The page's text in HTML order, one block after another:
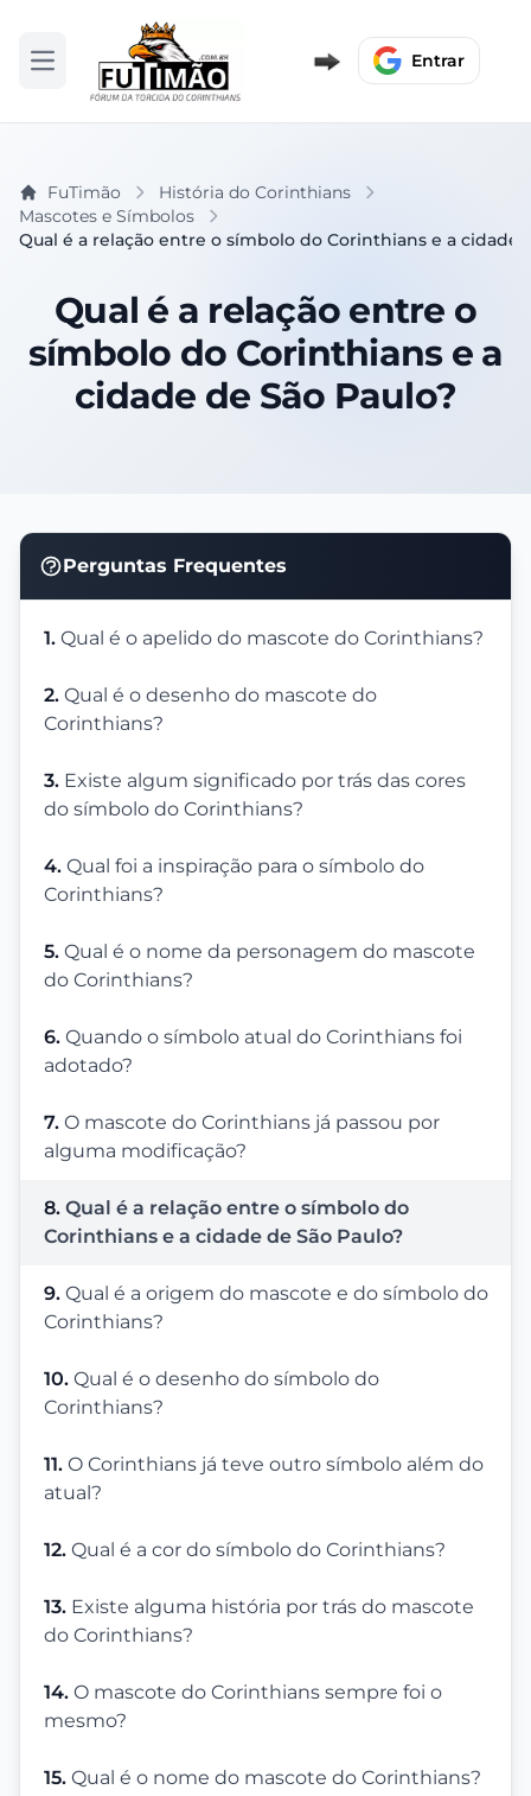
Abrir menu Entrar
FuTimão
História do Corinthians
Mascotes e Símbolos
Qual é a relação entre o símbolo do Corinthians e a cidade
Qual é a relação entre o
símbolo do Corinthians e a
cidade de São Paulo?
Perguntas Frequentes
1. Qual é o apelido do mascote do Corinthians?
2. Qual é o desenho do mascote do
Corinthians?
3. Existe algum significado por trás das cores
do símbolo do Corinthians?
4. Qual foi a inspiração para o símbolo do
Corinthians?
5. Qual é o nome da personagem do mascote
do Corinthians?
6. Quando o símbolo atual do Corinthians foi
adotado?
7. O mascote do Corinthians já passou por
alguma modificação?
8. Qual é a relação entre o símbolo do
Corinthians e a cidade de São Paulo?
9. Qual é a origem do mascote e do símbolo do
Corinthians?
10. Qual é o desenho do símbolo do
Corinthians?
11. O Corinthians já teve outro símbolo além do
atual?
12. Qual é a cor do símbolo do Corinthians?
13. Existe alguma história por trás do mascote
do Corinthians?
14. O mascote do Corinthians sempre foi o
mesmo?
15. Qual é o nome do mascote do Corinthians?